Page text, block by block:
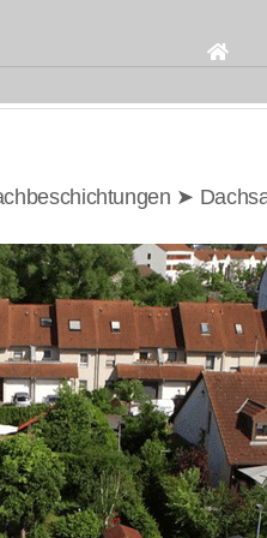
for:
➤